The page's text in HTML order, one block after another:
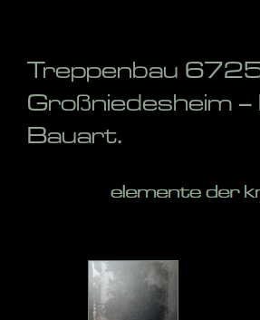
Treppenbau
Großniedesheim
Bauart.